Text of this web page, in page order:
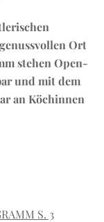
Ort
stehen Open-
und mit dem
an Köchinnen
S. 3